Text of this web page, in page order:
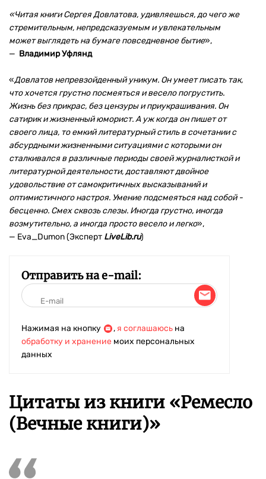
«Читая книги Сергея Довлатова, удивляешься, до чего же
стремительным, непредсказуемым и увлекательным
может выглядеть на бумаге повседневное бытие»,
— Владимир Уфлянд
«Довлатов непревзойденный уникум. Он умеет писать так,
что хочется грустно посмеяться и весело погрустить.
Жизнь без прикрас, без цензуры и приукрашивания. Он
сатирик и жизненный юморист. А уж когда он пишет от
своего лица, то емкий литературный стиль в сочетании с
абсурдными жизненными ситуациями с которыми он
сталкивался в различные периоды своей журналисткой и
литературной деятельности, доставляют двойное
удовольствие от самокритичных высказываний и
оптимистичного настроя. Умение подсмеяться над собой -
бесценно. Смех сквозь слезы. Иногда грустно, иногда
возмутительно, а иногда просто весело и легко»,
— Eva_Dumon (Эксперт LiveLib.ru)
Отправить на e-mail:
Нажимая на кнопку , я соглашаюсь на
обработку и хранение моих персональных
данных
Цитаты из книги «Ремесло
(Вечные книги)»